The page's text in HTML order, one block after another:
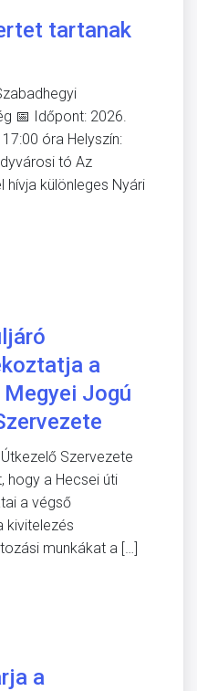
tartanak
📅 Időpont: 2026.
óra Helyszín:
tó Az
hívja különleges Nyári
a
Jogú
Szervezete
hogy a Hecsei úti
a végső
kivitelezés
munkákat a […]
a